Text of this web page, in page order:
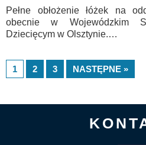
Pełne obłożenie łóżek na
obecnie w Wojewódzkim
Dziecięcym w Olsztynie.…
1 2 3 NASTĘPNE »